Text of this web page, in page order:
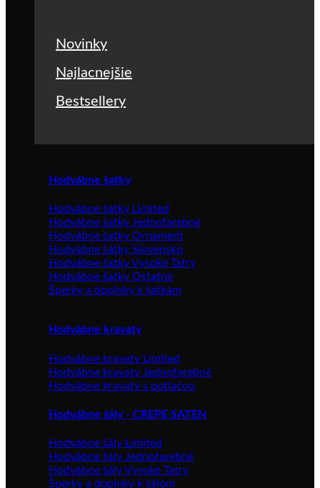
Novinky
Najlacnejšie
Bestsellery
Hodvábne šatky
Hodvábne šatky Limited
Hodvábne šatky Jednofarebné
Hodvábne šatky Ornament
Hodvábne šatky Slovensko
Hodvábne šatky Vysoké Tatry
Hodvábne šatky Ostatné
Šperky a doplnky k šatkám
Hodvábne kravaty
Hodvábne kravaty Limited
Hodvábne kravaty Jednofarebné
Hodvábne kravaty s potlačou
Hodvábne šály - CREPE SATEN
Hodvábne šály Limited
Hodvábne šály Jednofarebné
Hodvábne šály Vysoké Tatry
Šperky a doplnky k šálom